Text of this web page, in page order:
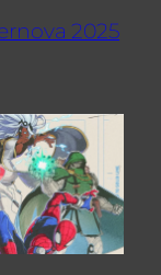
2025